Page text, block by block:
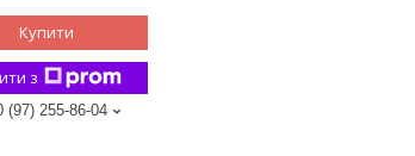
Купити
з
(97) 255-86-04